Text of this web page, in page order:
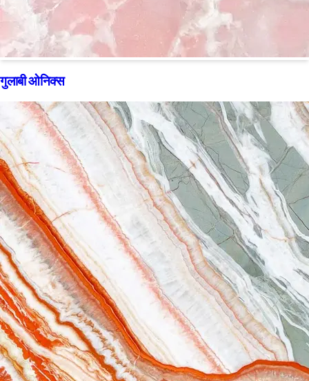
गुलाबी ओनिक्स